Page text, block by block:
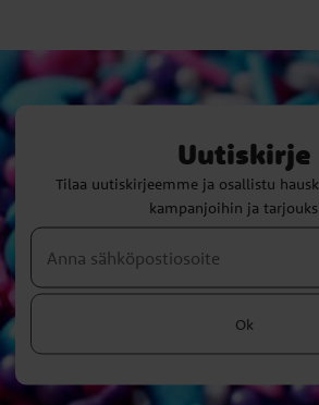
Uutiskirje
Tilaa uutiskirjeemme ja osallistu
kampanjoihin ja
Ok